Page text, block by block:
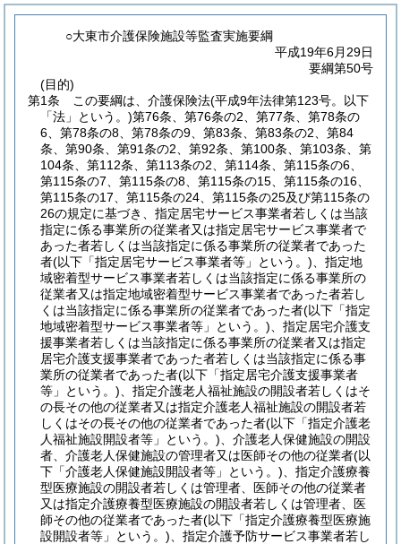
○大東市介護保険施設等監査実施要綱
平成19年6月29日
要綱第50号
(目的)
第1条
この要綱は、介護保険法(平成9年法律第123号。以下
「法」という。)第76条、第76条の2、第77条、第78条の
6、第78条の8、第78条の9、第83条、第83条の2、第84
条、第90条、第91条の2、第92条、第100条、第103条、第
104条、第112条、第113条の2、第114条、第115条の6、
第115条の7、第115条の8、第115条の15、第115条の16、
第115条の17、第115条の24、第115条の25及び第115条の
26の規定に基づき、指定居宅サービス事業者若しくは当該
指定に係る事業所の従業者又は指定居宅サービス事業者で
あった者若しくは当該指定に係る事業所の従業者であった
者(以下「指定居宅サービス事業者等」という。) 、指定地
域密着型サービス事業者若しくは当該指定に係る事業所の
従業者又は指定地域密着型サービス事業者であった者若し
くは当該指定に係る事業所の従業者であった者(以下「指定
地域密着型サービス事業者等」という。) 、指定居宅介護支
援事業者若しくは当該指定に係る事業所の従業者又は指定
居宅介護支援事業者であった者若しくは当該指定に係る事
業所の従業者であった者(以下「指定居宅介護支援事業者
等」という。) 、指定介護老人福祉施設の開設者若しくはそ
の長その他の従業者又は指定介護老人福祉施設の開設者若
しくはその長その他の従業者であった者(以下「指定介護老
人福祉施設開設者等」という。) 、介護老人保健施設の開設
者、介護老人保健施設の管理者又は医師その他の従業者(以
下「介護老人保健施設開設者等」という。) 、指定介護療養
型医療施設の開設者若しくは管理者、医師その他の従業者
又は指定介護療養型医療施設の開設者若しくは管理者、医
師その他の従業者であった者(以下「指定介護療養型医療施
設開設者等」という。) 、指定介護予防サービス事業者若し